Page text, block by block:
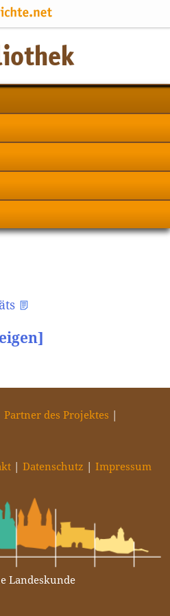
Partner des Projektes
Datenschutz Impressum
Landeskunde